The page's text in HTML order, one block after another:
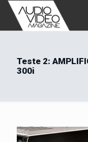
Teste 2:
300i